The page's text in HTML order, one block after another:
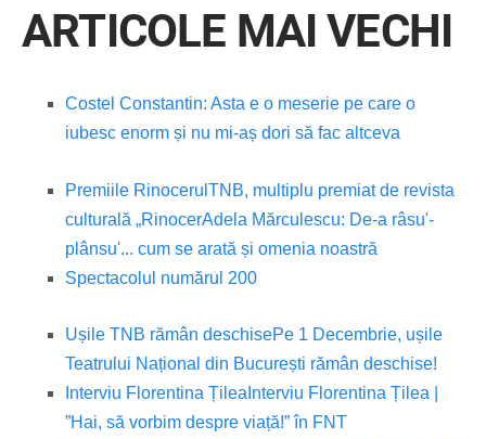
ARTICOLE MAI VECHI
Costel Constantin: Asta e o meserie pe care o
iubesc enorm și nu mi-aș dori să fac altceva
Premiile Rinocerul TNB, multiplu premiat de revista
culturală „RinocerAdela Mărculescu: De-a râsu'-
plânsu'... cum se arată și omenia noastră
Spectacolul numărul 200
Ușile TNB rămân deschisePe 1 Decembrie, ușile
Teatrului Național din București rămân deschise!
Interviu Florentina Țilea Interviu Florentina Țilea |
”Hai, să vorbim despre viață!” în FNT